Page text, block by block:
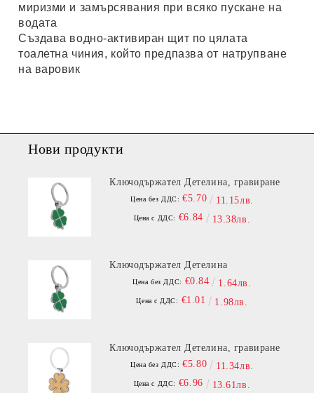
миризми и замърсявания при всяко пускане на
водата
Създава водно-активиран щит по цялата
тоалетна чиния, който предпазва от натрупване
на варовик
Нови продукти
Ключодържател Детелина, гравиране
Цена без ДДС: €5.70 11.15лв.
Цена с ДДС: €6.84 13.38лв.
Ключодържател Детелина
Цена без ДДС: €0.84 1.64лв.
Цена с ДДС: €1.01 1.98лв.
Ключодържател Детелина, гравиране
Цена без ДДС: €5.80 11.34лв.
Цена с ДДС: €6.96 13.61лв.